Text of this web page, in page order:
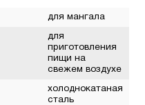
для мангала
для
приготовления
пищи на
свежем воздухе
холоднокатаная
сталь